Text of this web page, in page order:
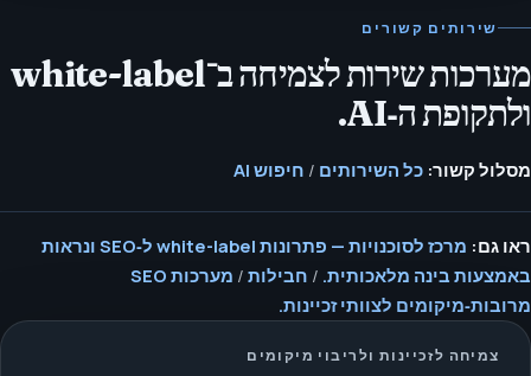
שירותים קשורים
מערכות שירות לצמיחה ב־white-label
ולתקופת ה‑AI.
מסלול קשור: כל השירותים / חיפוש AI
ראו גם:
מרכז לסוכנויות — פתרונות white-label ל‑SEO ונראות
באמצעות בינה מלאכותית. / חבילות /
מערכות SEO
מרובות‑מיקומים לצוותי זכיינות.
צמיחה לזכיינות ולריבוי מיקומים